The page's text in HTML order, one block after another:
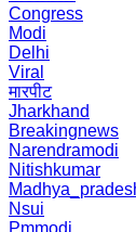
Congress
Modi
Delhi
Viral
मारपीट
Jharkhand
Breakingnews
Narendramodi
Nitishkumar
Nsui
Pmmodi